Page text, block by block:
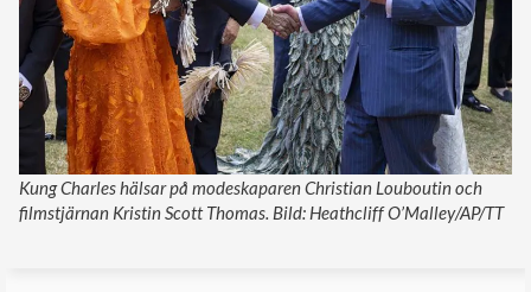
Kung Charles hälsar på modeskaparen Christian Louboutin och
filmstjärnan Kristin Scott Thomas. Bild: Heathcliff O’Malley/AP/TT